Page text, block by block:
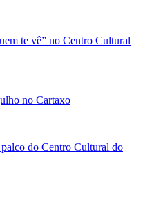
te vê” no Centro Cultural
no Cartaxo
do Centro Cultural do